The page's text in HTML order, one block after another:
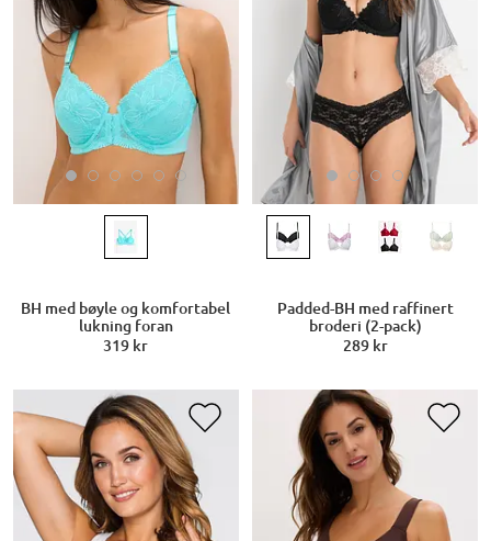
BH med bøyle og komfortabel
lukning foran
319 kr
Padded-BH med raffinert
broderi (2-pack)
289 kr